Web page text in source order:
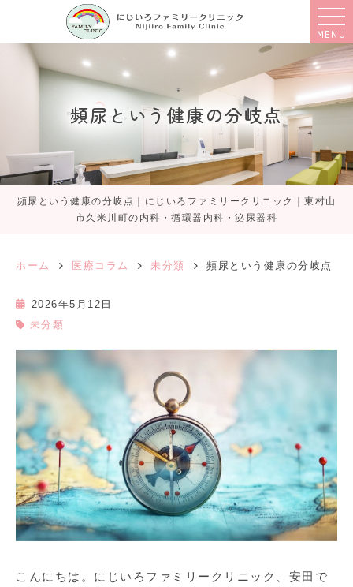
MENU
頻尿という健康の分岐点
頻尿という健康の分岐点｜にじいろファミリークリニック｜東村山
市久米川町の内科・循環器内科・泌尿器科
ホーム 医療コラム 未分類 頻尿という健康の分岐点
2026年5月12日
未分類
こんにちは。にじいろファミリークリニック、安田で